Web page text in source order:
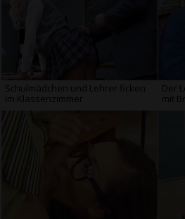
Schulmädchen und Lehrer ficken
im Klassenzimmer
Der
mit